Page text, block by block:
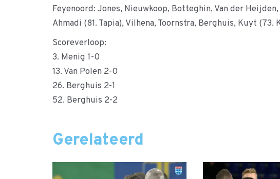
Feyenoord: Jones, Nieuwkoop, Botteghin, Van der
Ahmadi (81. Tapia), Vilhena, Toornstra, Berghuis, Kuyt (73.
Scoreverloop:
3. Menig 1-0
13. Van Polen 2-0
26. Berghuis 2-1
52. Berghuis 2-2
Gerelateerd